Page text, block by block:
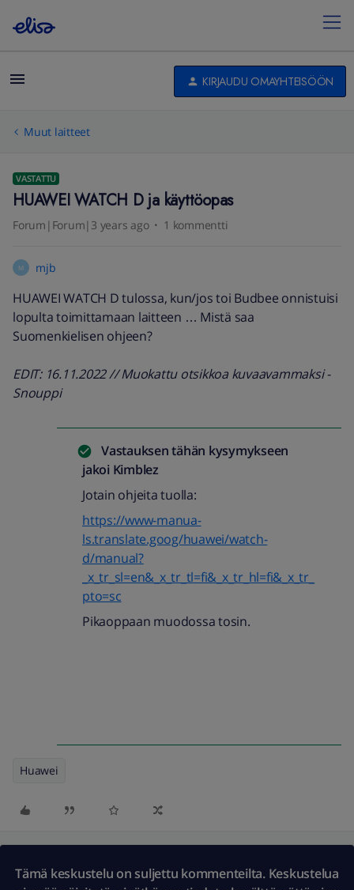
KIRJAUDU OMAYHTEISÖÖN
Muut laitteet
VASTATTU
HUAWEI WATCH D ja käyttöopas
Forum|Forum|3 years ago 1 kommentti
M mjb
HUAWEI WATCH D tulossa, kun/jos toi Budbee onnistuisi
lopulta toimittamaan laitteen … Mistä saa
Suomenkielisen ohjeen?
EDIT: 16.11.2022 // Muokattu otsikkoa kuvaavammaksi -
Snouppi
Vastauksen tähän kysymykseen
jakoi Kimblez
Jotain ohjeita tuolla:
https://www-manua-
ls.translate.goog/huawei/watch-
d/manual?
_x_tr_sl=en&_x_tr_tl=fi&_x_tr_hl=fi&_x_tr_
pto=sc
Pikaoppaan muodossa tosin.
Huawei
Tämä keskustelu on suljettu kommenteilta. Keskustelua